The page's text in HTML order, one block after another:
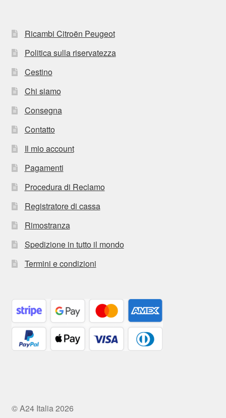
Ricambi Citroën Peugeot
Politica sulla riservatezza
Cestino
Chi siamo
Consegna
Contatto
Il mio account
Pagamenti
Procedura di Reclamo
Registratore di cassa
Rimostranza
Spedizione in tutto il mondo
Termini e condizioni
© A24 Italia 2026